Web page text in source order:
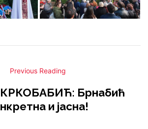
Previous Reading
Брнабић
и јасна!